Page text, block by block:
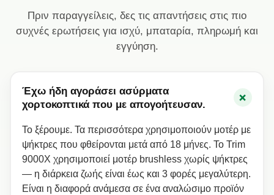
Πριν παραγγείλεις, δες τις απαντήσεις στις πιο
συχνές ερωτήσεις για ισχύ, μπαταρία, πληρωμή και
εγγύηση.
Έχω ήδη αγοράσει ασύρματα
χορτοκοπτικά που με απογοήτευσαν.
+
Το ξέρουμε. Τα περισσότερα χρησιμοποιούν μοτέρ με
ψήκτρες που φθείρονται μετά από 18 μήνες. Το Trim
9000X χρησιμοποιεί μοτέρ brushless χωρίς ψήκτρες
— η διάρκεια ζωής είναι έως και 3 φορές μεγαλύτερη.
Είναι η διαφορά ανάμεσα σε ένα αναλώσιμο προϊόν